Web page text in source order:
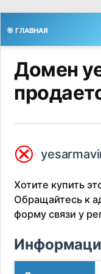
🎯 ГЛАВНАЯ
Домен
⮿
Хотите купить
Обращайтесь к
форму связи у